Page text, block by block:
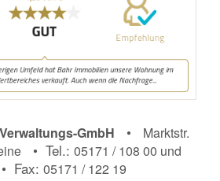
GmbH • Marktstr.
• Tel.: 05171 / 108 00 und
• Fax: 05171 / 122 19